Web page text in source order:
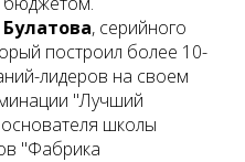
, серийного
построил более 10-
лидеров на своем
"Лучший
школы
"Фабрика